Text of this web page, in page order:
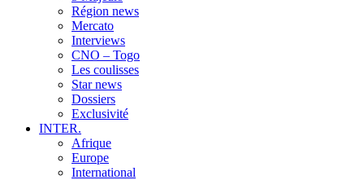
Région news
Mercato
Interviews
CNO – Togo
Les coulisses
Star news
Dossiers
Exclusivité
INTER.
Afrique
Europe
International